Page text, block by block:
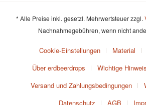
* Alle Preise inkl. gesetzl. Mehrwertsteuer zzgl.
Nachnahmegebühren, wenn nicht
Cookie-Einstellungen Material
Über erdbeerdrops
Wichtige
Versand und Zahlungsbedingungen
Datenschutz
AGB